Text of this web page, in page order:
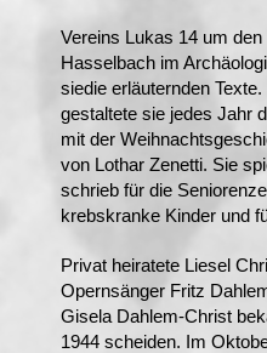
Vereins Lukas 14 um
Hasselbach im
siedie erläuternden
gestaltete sie jedes Jahr
mit der
von Lothar Zenetti. Sie
schrieb für die
krebskranke Kinder und
Privat heiratete Liesel
Opernsänger Fritz
Gisela Dahlem-Christ
1944 scheiden. Im